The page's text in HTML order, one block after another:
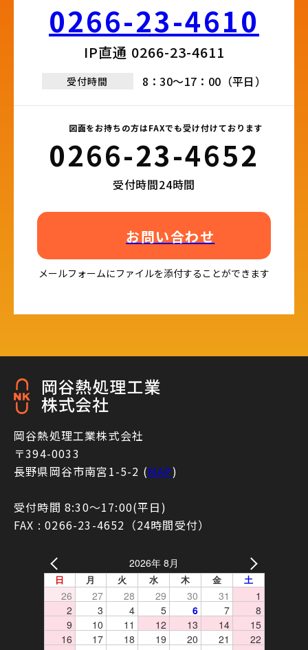
0266-23-4610​
IP直通 0266-23-4611​
受付時間 8：30～17：00（平日）
図面をお持ちの方はFAXでも受け付けております
0266-23-4652​
受付時間24時間
お問い合わせ
メールフォームにファイルを添付することができます
岡谷熱処理工業株式会社
〒394-0033
長野県岡谷市南宮1-5-2 (MAP)
受付時間 8:30〜17:00(平日)
FAX : 0266-23-4652（24時間受付）
2026年 8月
日 月 火 水 木 金 土
26 27 28 29 30 31
1
2
3 4 5 6 7
8
9
10 11 12 13 14
15
16
17 18 19 20 21
22